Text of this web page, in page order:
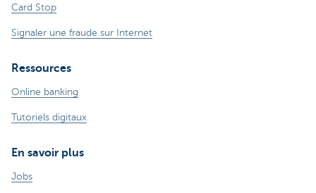
Card Stop
Signaler une fraude sur Internet
Ressources
Online banking
Tutoriels digitaux
En savoir plus
Jobs